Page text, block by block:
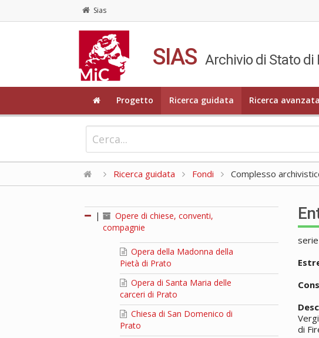
Sias
SIAS Archivio di Stato di
Progetto Ricerca guidata Ricerca avanzata
Ricerca guidata Fondi Complesso
|
Opere di chiese, conventi,
compagnie
Opera della Madonna della
Pietà di Prato
Opera di Santa Maria delle
carceri di Prato
Chiesa di San Domenico di
Prato
serie
di